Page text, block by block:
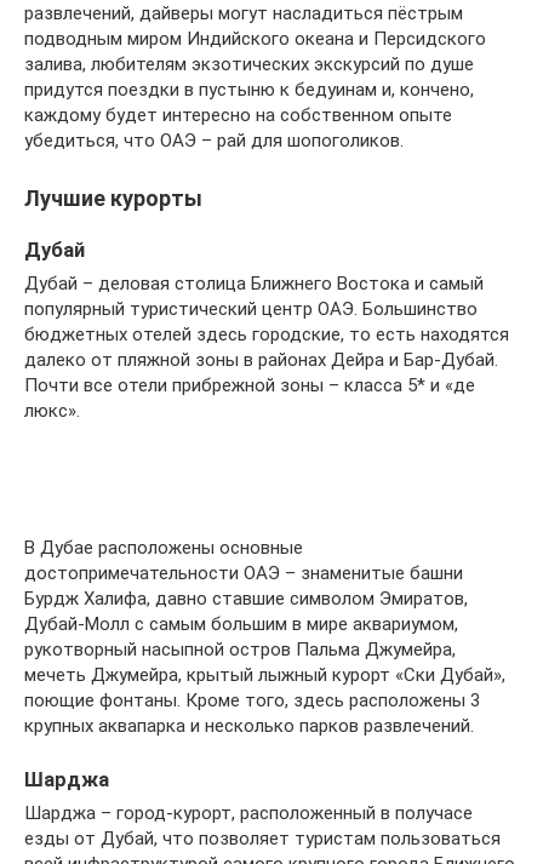
развлечений, дайверы могут насладиться пёстрым
подводным миром Индийского океана и Персидского
залива, любителям экзотических экскурсий по душе
придутся поездки в пустыню к бедуинам и, кончено,
каждому будет интересно на собственном опыте
убедиться, что ОАЭ – рай для шопоголиков.
Лучшие курорты
Дубай
Дубай – деловая столица Ближнего Востока и самый
популярный туристический центр ОАЭ. Большинство
бюджетных отелей здесь городские, то есть находятся
далеко от пляжной зоны в районах Дейра и Бар-Дубай.
Почти все отели прибрежной зоны – класса 5* и «де
люкс».
В Дубае расположены основные
достопримечательности ОАЭ – знаменитые башни
Бурдж Халифа, давно ставшие символом Эмиратов,
Дубай-Молл с самым большим в мире аквариумом,
рукотворный насыпной остров Пальма Джумейра,
мечеть Джумейра, крытый лыжный курорт «Ски Дубай»,
поющие фонтаны. Кроме того, здесь расположены 3
крупных аквапарка и несколько парков развлечений.
Шарджа
Шарджа – город-курорт, расположенный в получасе
езды от Дубай, что позволяет туристам пользоваться